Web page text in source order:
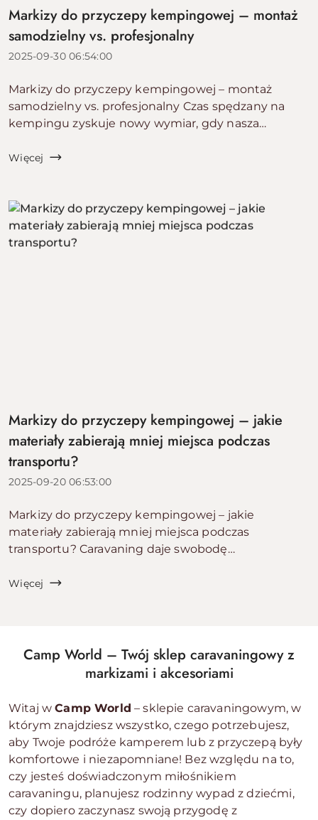
Markizy do przyczepy kempingowej – montaż
samodzielny vs. profesjonalny
2025-09-30 06:54:00
Markizy do przyczepy kempingowej – montaż
samodzielny vs. profesjonalny Czas spędzany na
kempingu zyskuje nowy wymiar, gdy nasza
miejscem wygodnym i przyjaznym bez względu na
Więcej
Markizy do przyczepy kempingowej – jakie
materiały zabierają mniej miejsca podczas
transportu?
2025-09-20 06:53:00
Markizy do przyczepy kempingowej – jakie
materiały zabierają mniej miejsca podczas
transportu? Caravaning daje swobodę
czy przyjaciółmi i stworzyć własny azyl z dala od
Więcej
Camp World – Twój sklep caravaningowy z
markizami i akcesoriami
Witaj wCamp World – sklepie caravaningowym, w
którym znajdziesz wszystko, czego potrzebujesz,
aby Twoje podróże kamperem lub z przyczepą były
komfortowe i niezapomniane! Bez względu na to,
czy jesteś doświadczonym miłośnikiem
caravaningu, planujesz rodzinny wypad z dziećmi,
czy dopiero zaczynasz swoją przygodę z